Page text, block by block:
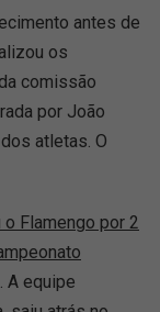
antes de
os
comissão
por João
atletas. O
Flamengo por 2
A equipe